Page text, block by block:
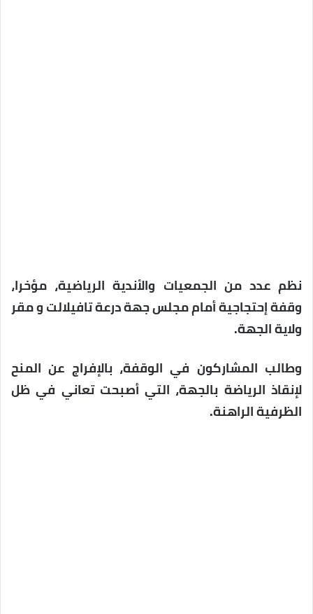
نظم عدد من الجمعيات والأندية الرياضية، مؤخرا،
وقفة إحتجاجية أمام مجلس جهة درعة تافيلالت و مقر
ولاية الجهة.
وطالب المشاركون في الوقفة، بالإفراج عن المنح
لإنقاذ الرياضة بالجهة، التي أصبحت تعاني في ظل
الظرفية الراهنة.